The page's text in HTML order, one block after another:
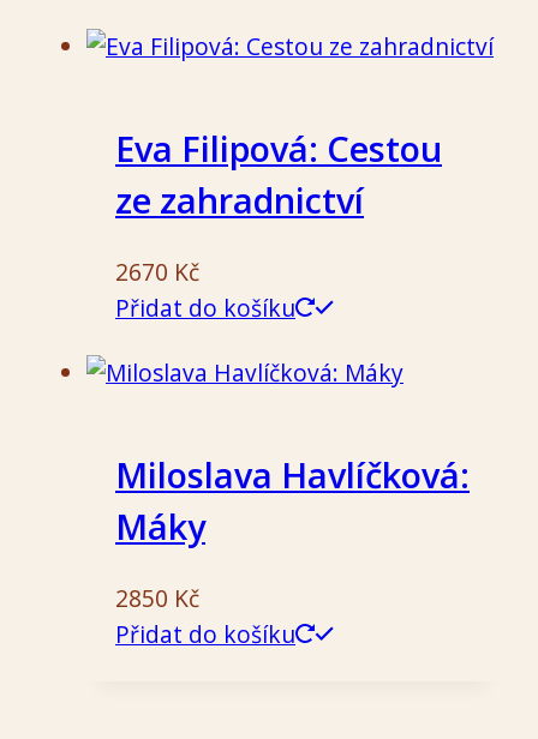
Eva Filipová: Cestou
ze zahradnictví
2670 Kč
Přidat do košíku
Miloslava Havlíčková:
Máky
2850 Kč
Přidat do košíku